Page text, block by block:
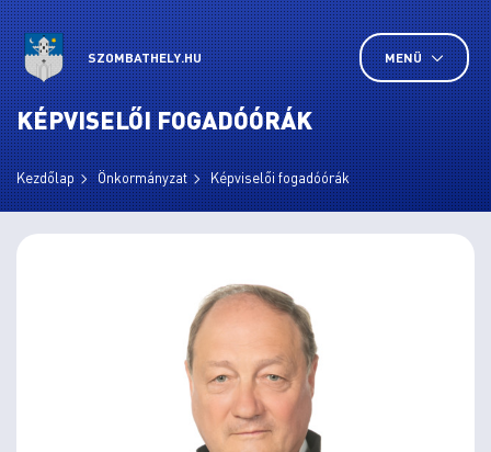
SZOMBATHELY.HU MENÜ
KÉPVISELŐI FOGADÓÓRÁK
Kezdőlap Önkormányzat Képviselői fogadóórák